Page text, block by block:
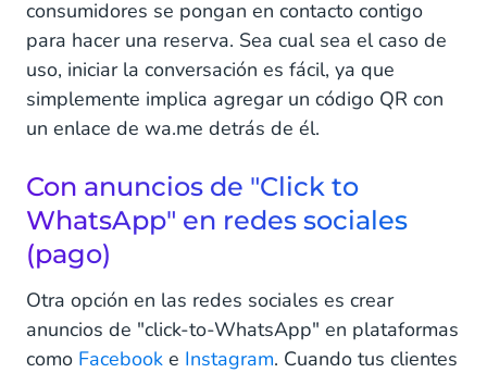
consumidores se pongan en contacto contigo
para hacer una reserva. Sea cual sea el caso de
uso, iniciar la conversación es fácil, ya que
simplemente implica agregar un código QR con
un enlace de wa.me detrás de él.
Con anuncios de "Click to
WhatsApp" en redes sociales
(pago)
Otra opción en las redes sociales es crear
anuncios de "click-to-WhatsApp" en plataformas
como Facebook e Instagram. Cuando tus clientes